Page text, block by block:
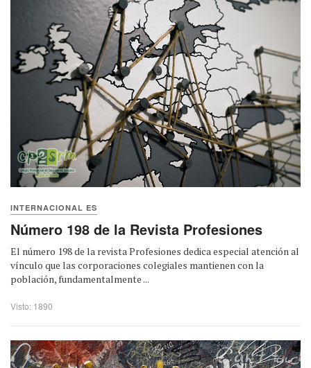
INTERNACIONAL ES
Número 198 de la Revista Profesiones
El número 198 de la revista Profesiones dedica especial atención al
vínculo que las corporaciones colegiales mantienen con la
población, fundamentalmente ...
Visto: 1890